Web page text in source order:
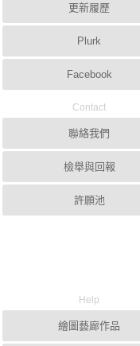
更新履歷
Plurk
Facebook
Contact
聯絡我們
檢舉與回報
許願池
Help
繪圖藝廊作品